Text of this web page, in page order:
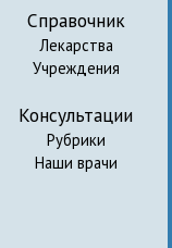
Справочник
Лекарства
Учреждения
Консультации
Рубрики
Наши врачи